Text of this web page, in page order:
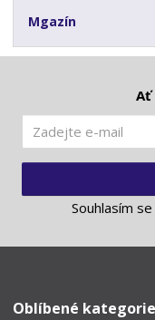
Mgazín
Ať
Souhlasím se
Oblíbené kategorie